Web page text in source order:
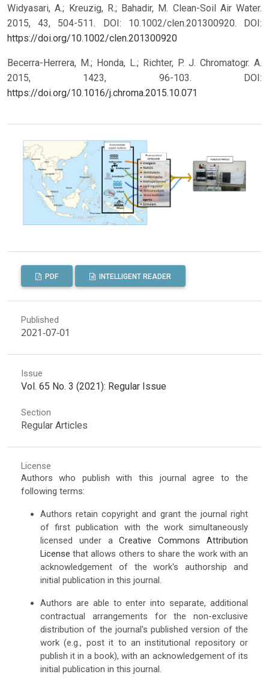
Widyasari, A.; Kreuzig, R.; Bahadir, M. Clean-Soil Air Water.
2015, 43, 504-511. DOI: 10.1002/clen.201300920.
DOI:
https://doi.org/10.1002/clen.201300920
Becerra-Herrera, M.; Honda, L.; Richter, P. J. Chromatogr. A.
2015, 1423, 96-103. DOI:
https://doi.org/10.1016/j.chroma.2015.10.071
PDF INTELLIGENT READER
Published
2021-07-01
Issue
Vol. 65 No. 3 (2021): Regular Issue
Section
Regular Articles
License
Authors who publish with this journal agree to the
following terms:
Authors retain copyright and grant the journal right
of first publication with the work simultaneously
licensed under aCreative Commons Attribution
License that allows others to share the work with an
acknowledgement of the work's authorship and
initial publication in this journal.
Authors are able to enter into separate, additional
contractual arrangements for the non-exclusive
distribution of the journal's published version of the
work (e.g., post it to an institutional repository or
publish it in a book), with an acknowledgement of its
initial publication in this journal.